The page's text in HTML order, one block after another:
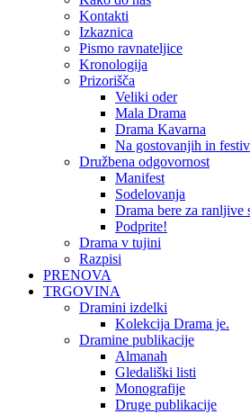
Kontakti
Izkaznica
Pismo ravnateljice
Kronologija
Prizorišča
Veliki oder
Mala Drama
Drama Kavarna
Na gostovanjih in
Družbena odgovornost
Manifest
Sodelovanja
Drama bere za ranljive
Podprite!
Drama v tujini
Razpisi
PRENOVA
TRGOVINA
Dramini izdelki
Kolekcija Drama je.
Dramine publikacije
Almanah
Gledališki listi
Monografije
Druge publikacije